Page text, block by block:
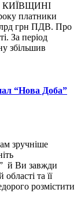
платники
грн ПДВ. Про
За період
збільшив
“Нова Доба”
зручніше
Ви завжди
та її
розмістити